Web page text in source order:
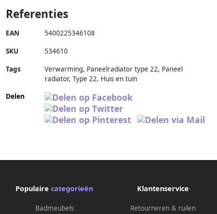
Referenties
EAN 5400225346108
SKU 534610
Tags
Verwarming, Paneelradiator type 22, Paneel
radiator, Type 22, Huis en tuin
Delen
Populaire categorieën
Badmeubels
Klantenservice
Retourneren & ruilen